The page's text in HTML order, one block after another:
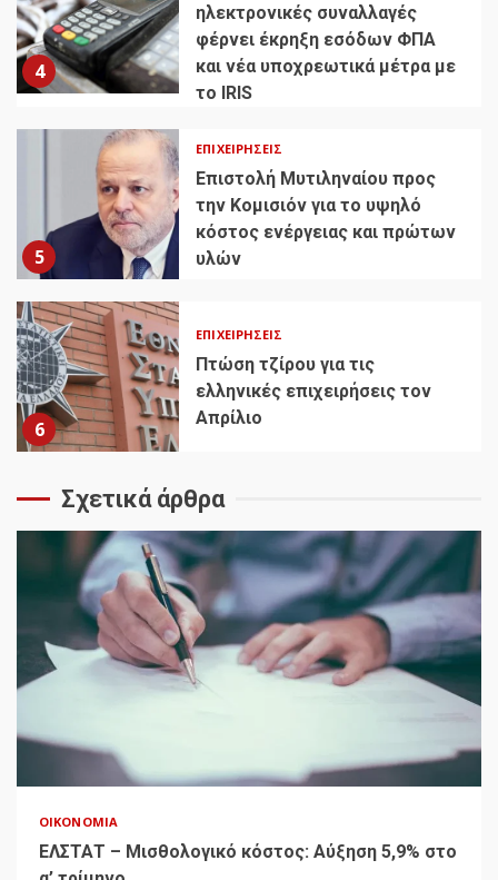
4
ηλεκτρονικές συναλλαγές
φέρνει έκρηξη εσόδων ΦΠΑ
και νέα υποχρεωτικά μέτρα με
το IRIS
5
ΕΠΙΧΕΙΡΉΣΕΙΣ
Επιστολή Μυτιληναίου προς
την Κομισιόν για το υψηλό
κόστος ενέργειας και πρώτων
υλών
6
ΕΠΙΧΕΙΡΉΣΕΙΣ
Πτώση τζίρου για τις
ελληνικές επιχειρήσεις τον
Απρίλιο
Σχετικά άρθρα
ΟΙΚΟΝΟΜΊΑ
ΕΛΣΤΑΤ – Μισθολογικό κόστος: Αύξηση 5,9% στο